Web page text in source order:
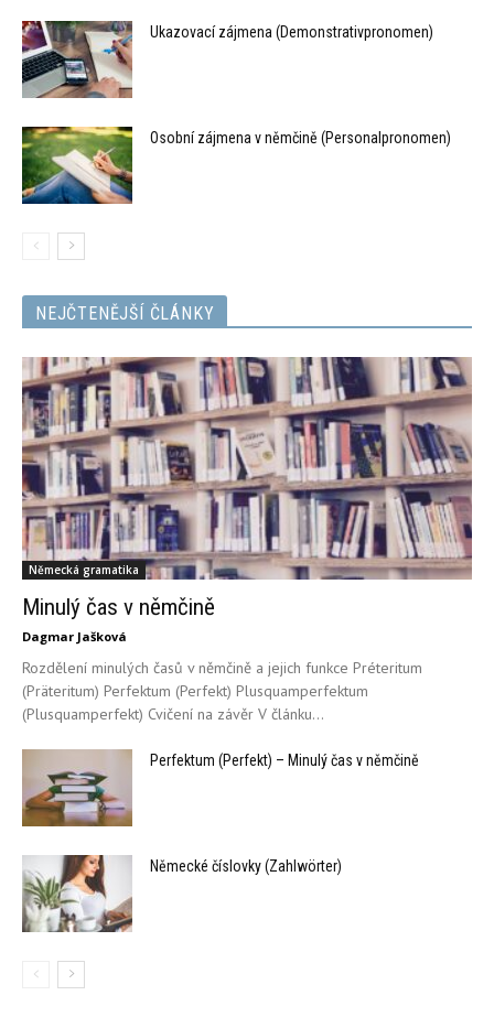
Ukazovací zájmena (Demonstrativpronomen)
Osobní zájmena v němčině (Personalpronomen)
NEJČTENĚJŠÍ ČLÁNKY
Německá gramatika
Minulý čas v němčině
Dagmar Jašková
Rozdělení minulých časů v němčině a jejich funkce Préteritum
(Präteritum) Perfektum (Perfekt) Plusquamperfektum
(Plusquamperfekt) Cvičení na závěr V článku...
Perfektum (Perfekt) – Minulý čas v němčině
Německé číslovky (Zahlwörter)